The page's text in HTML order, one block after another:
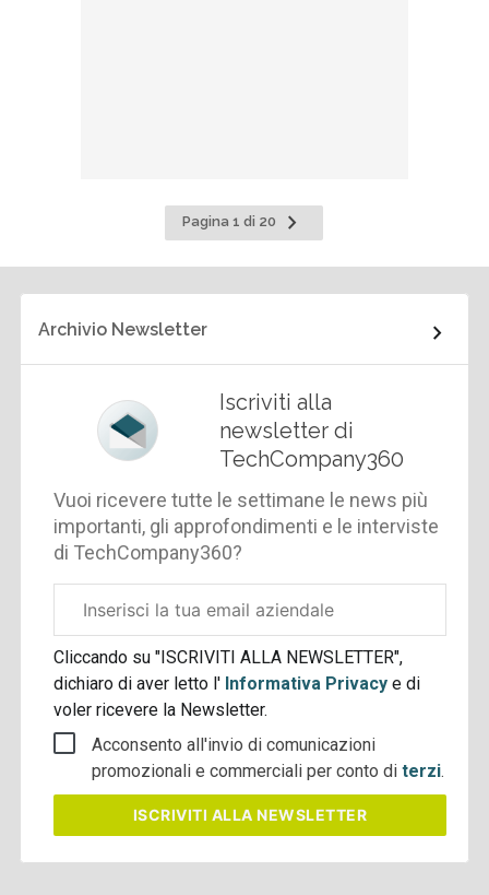
Pagina 1 di 20
Pagina
successiva
Archivio Newsletter
Iscriviti alla
newsletter di
TechCompany360
Vuoi ricevere tutte le settimane le news più
importanti, gli approfondimenti e le interviste
di TechCompany360?
aziendale
Cliccando su "ISCRIVITI ALLA NEWSLETTER",
dichiaro di aver letto l' Informativa Privacye di
voler ricevere la Newsletter.
Acconsento all'invio di comunicazioni
promozionali e commerciali per conto diterzi.
ISCRIVITI ALLA NEWSLETTER